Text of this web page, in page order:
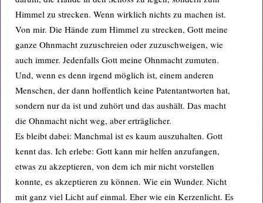
Himmel zu strecken. Wenn wirklich nichts zu machen ist.
Von mir. Die Hände zum Himmel zu strecken, Gott meine
ganze Ohnmacht zuzuschreien oder zuzuschweigen, wie
auch immer. Jedenfalls Gott meine Ohnmacht zumuten.
Und, wenn es denn irgend möglich ist, einem anderen
Menschen, der dann hoffentlich keine Patentantworten hat,
sondern nur da ist und zuhört und das aushält. Das macht
die Ohnmacht nicht weg, aber erträglicher.
Es bleibt dabei: Manchmal ist es kaum auszuhalten. Gott
kennt das. Ich erlebe: Gott kann mir helfen anzufangen,
etwas zu akzeptieren, von dem ich mir nicht vorstellen
konnte, es akzeptieren zu können. Wie ein Wunder. Nicht
mit ganz viel Licht auf einmal. Eher wie ein Kerzenlicht. Es